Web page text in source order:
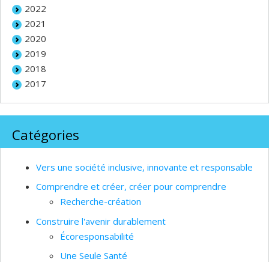
2022
2021
2020
2019
2018
2017
Catégories
Vers une société inclusive, innovante et responsable
Comprendre et créer, créer pour comprendre
Recherche-création
Construire l'avenir durablement
Écoresponsabilité
Une Seule Santé